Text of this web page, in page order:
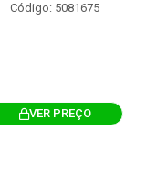
Código: 5081675
VER PREÇO